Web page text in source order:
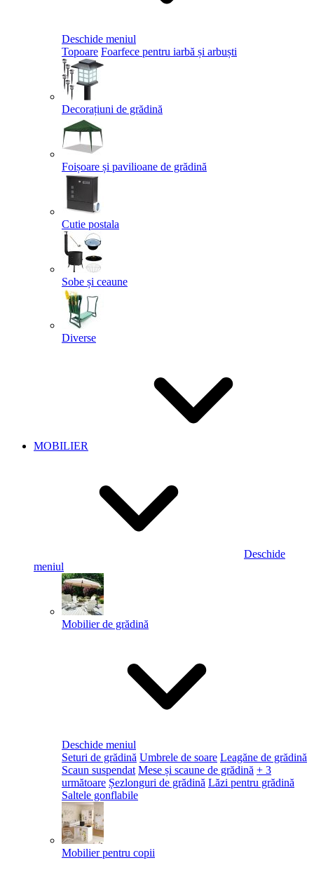
Deschide meniul
Topoare Foarfece pentru iarbă și arbuști
Decorațiuni de grădină
Foișoare și pavilioane de grădină
Cutie postala
Sobe și ceaune
Diverse
MOBILIER
Deschide
meniul
Mobilier de grădină
Deschide meniul
Seturi de grădină Umbrele de soare Leagăne de grădină
Scaun suspendat Mese și scaune de grădină + 3
următoare Șezlonguri de grădină Lăzi pentru grădină
Saltele gonflabile
Mobilier pentru copii